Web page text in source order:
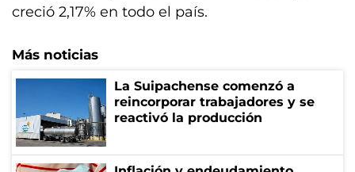
creció 2,17% en todo el país.
Más noticias
La Suipachense comenzó a
reincorporar trabajadores y se
reactivó la producción